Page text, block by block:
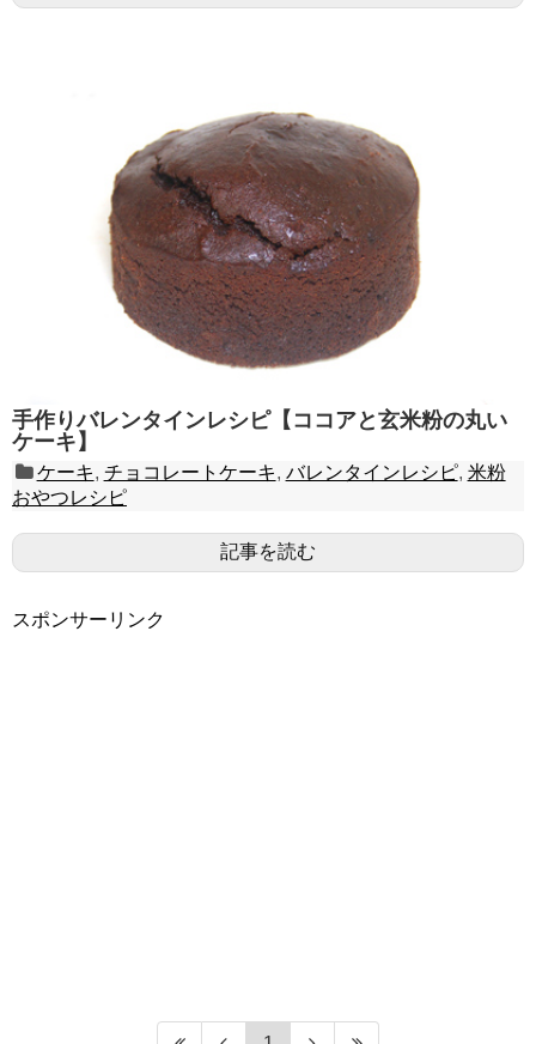
手作りバレンタインレシピ【ココアと玄米粉の丸い
ケーキ】
ケーキ, チョコレートケーキ, バレンタインレシピ, 米粉
おやつレシピ
記事を読む
スポンサーリンク